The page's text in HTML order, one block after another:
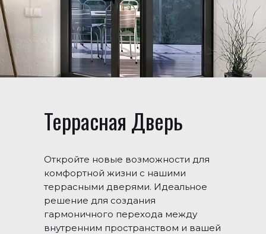
Террасная Дверь
Откройте новые возможности для
комфортной жизни с нашими
террасными дверями. Идеальное
решение для создания
гармоничного перехода между
внутренним пространством и вашей